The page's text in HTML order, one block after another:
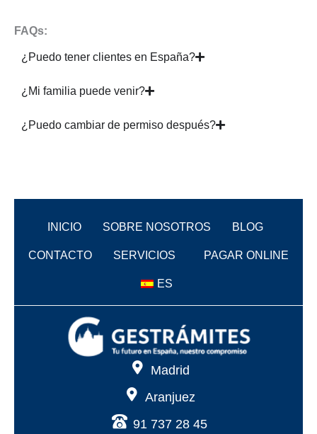
FAQs:
¿Puedo tener clientes en España?
¿Mi familia puede venir?
¿Puedo cambiar de permiso después?
INICIO SOBRE NOSOTROS BLOG
CONTACTO SERVICIOS PAGAR ONLINE
ES
Madrid
Aranjuez
91 737 28 45